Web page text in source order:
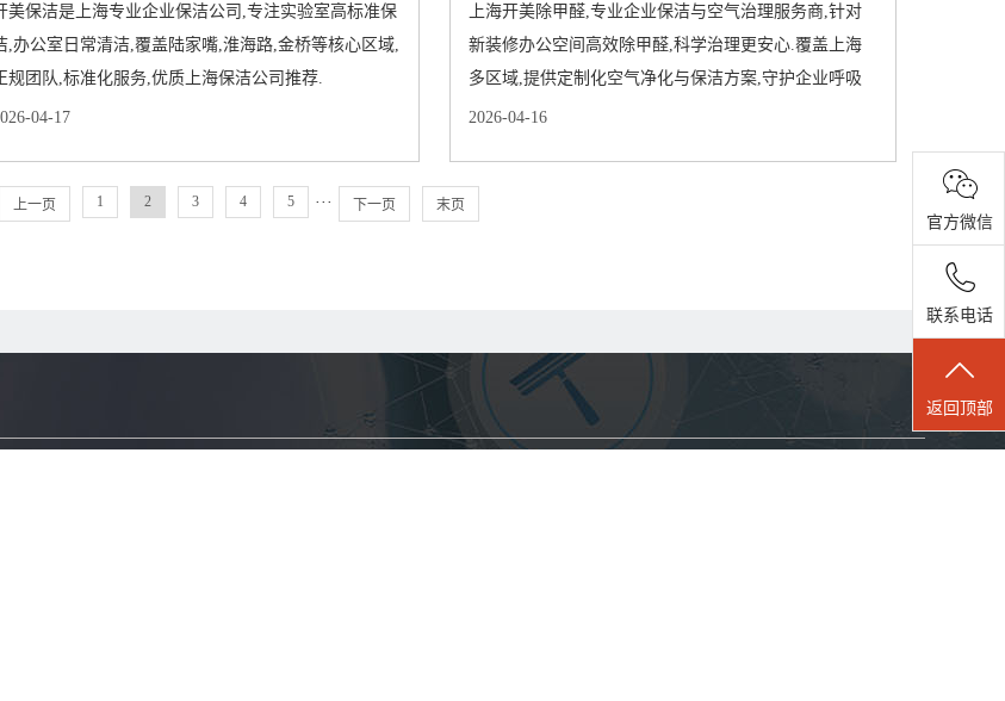
美保洁是上海专业企业保洁公司,专注实验室高标准保
,办公室日常清洁,覆盖陆家嘴,淮海路,金桥等核心区域,
规团队,标准化服务,优质上海保洁公司推荐.
04-17
上海开美除甲醛,专业企业保洁与空气治理服务商,针对
新装修办公空间高效除甲醛,科学治理更安心.覆盖上海
多区域,提供定制化空气净化与保洁方案,守护企业呼吸
健康.
2026-04-16
上一页 1 2 3 4 5 ··· 下一页 末页
官方微信
联系电话
返回顶部